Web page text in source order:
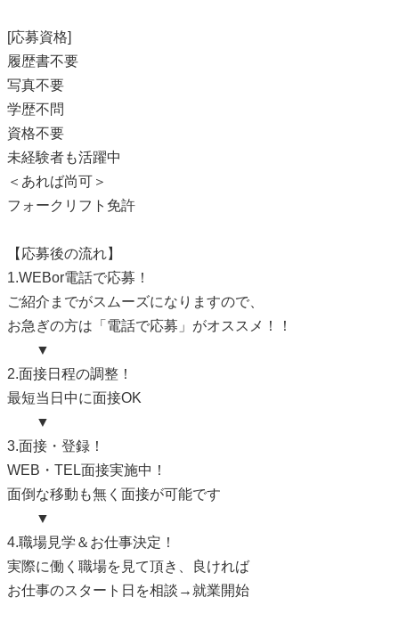
[応募資格]
履歴書不要
写真不要
学歴不問
資格不要
未経験者も活躍中
＜あれば尚可＞
フォークリフト免許
【応募後の流れ】
1.WEBor電話で応募！
ご紹介までがスムーズになりますので、
お急ぎの方は「電話で応募」がオススメ！！
▼
2.面接日程の調整！
最短当日中に面接OK
▼
3.面接・登録！
WEB・TEL面接実施中！
面倒な移動も無く面接が可能です
▼
4.職場見学＆お仕事決定！
実際に働く職場を見て頂き、良ければ
お仕事のスタート日を相談→就業開始